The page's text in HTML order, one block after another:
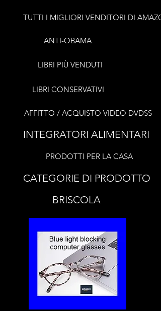
TUTTI I MIGLIORI VENDITORI DI
ANTI-OBAMA
LIBRI PIÙ VENDUTI
LIBRI CONSERVATIVI
AFFITTO / ACQUISTO VIDEO DVDSS
INTEGRATORI ALIMENTARI
PRODOTTI PER LA CASA
CATEGORIE DI PRODOTTO
BRISCOLA